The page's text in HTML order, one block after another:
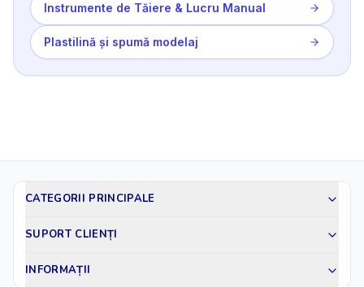
Instrumente de Tăiere & Lucru Manual
Plastilină și spumă modelaj
CATEGORII PRINCIPALE
SUPORT CLIENȚI
INFORMAȚII